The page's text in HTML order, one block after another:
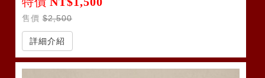
售價 $2,500
詳細介紹